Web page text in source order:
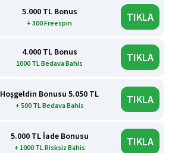
5.000 TL Bonus
+ 300 Freespin TIKLA
4.000 TL Bonus
1000 TL Bedava Bahis TIKLA
Hoşgeldin Bonusu 5.050 TL
+ 500 TL Bedava Bahis TIKLA
5.000 TL İade Bonusu
+ 1000 TL Risksiz Bahis TIKLA